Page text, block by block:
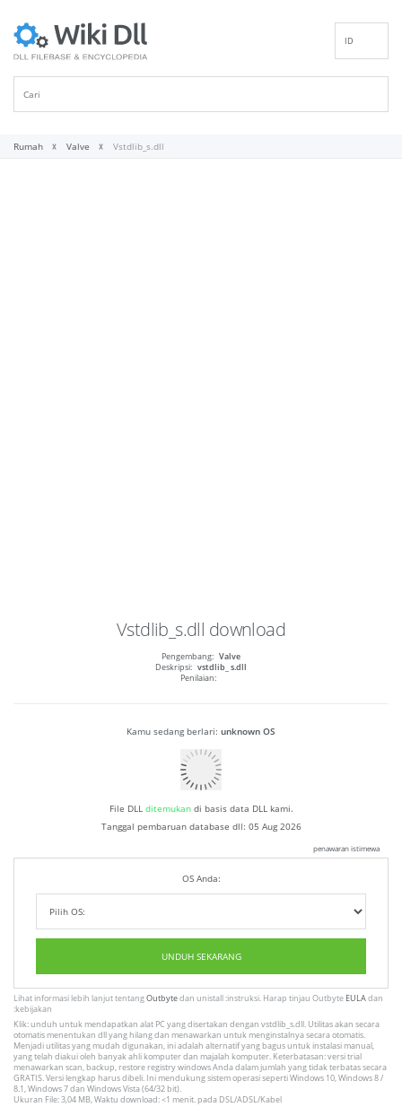
ID
Rumah Valve Vstdlib_s.dll
Vstdlib_s.dll download
Pengembang: Valve
Deskripsi: vstdlib_ s.dll
Penilaian:
Kamu sedang berlari: unknown OS
File DLL ditemukandi basis data DLL kami.
Tanggal pembaruan database dll: 05 Aug 2026
penawaran istimewa
OS Anda:
UNDUH SEKARANG
Lihat informasi lebih lanjut tentangOutbytedan unistall :instruksi. Harap tinjau Outbyte EULAdan
:kebijakan
Klik: unduh untuk mendapatkan alat PC yang disertakan dengan vstdlib_s.dll. Utilitas akan secara
otomatis menentukan dll yang hilang dan menawarkan untuk menginstalnya secara otomatis.
Menjadi utilitas yang mudah digunakan, ini adalah alternatif yang bagus untuk instalasi manual,
yang telah diakui oleh banyak ahli komputer dan majalah komputer. Keterbatasan: versi trial
menawarkan scan, backup, restore registry windows Anda dalam jumlah yang tidak terbatas secara
GRATIS. Versi lengkap harus dibeli. Ini mendukung sistem operasi seperti Windows 10, Windows 8 /
8.1, Windows 7 dan Windows Vista (64/32 bit).
Ukuran File: 3,04 MB, Waktu download: <1 menit. pada DSL/ADSL/Kabel